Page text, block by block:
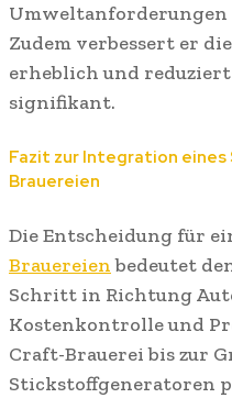
Zudem verbessert er
erheblich und
signifikant.
Fazit zur Integration
Brauereien
Die Entscheidung für
Brauereienbedeutet
Schritt in Richtung
Kostenkontrolle und
Craft-Brauerei bis zur
Stickstoffgeneratoren